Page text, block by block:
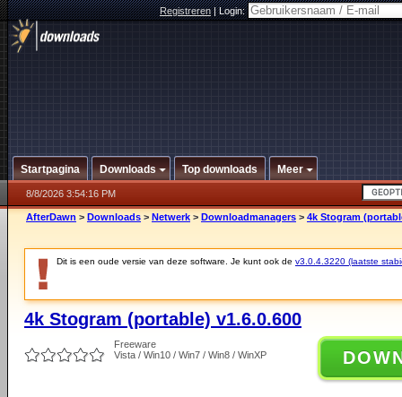
Registreren|Login:
Startpagina Downloads Top downloads Meer
8/8/2026 3:54:16 PM
AfterDawn > Downloads > Netwerk > Downloadmanagers > 4k Stogram
Dit is een oude versie van deze software. Je kunt ook de v3.0.4.3220 (laatste
4k Stogram (portable) v1.6.0.600
Freeware
Vista / Win10 / Win7 / Win8 / WinXP